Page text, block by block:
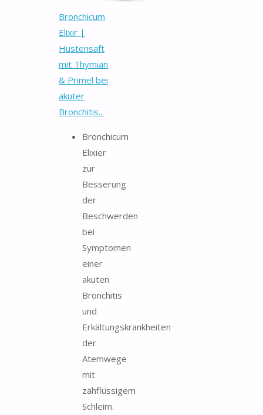
Bronchicum
Elixir |
Hustensaft
mit Thymian
& Primel bei
akuter
Bronchitis...
Bronchicum
Elixier
zur
Besserung
der
Beschwerden
bei
Symptomen
einer
akuten
Bronchitis
und
Erkältungskrankheiten
der
Atemwege
mit
zähflüssigem
Schleim.